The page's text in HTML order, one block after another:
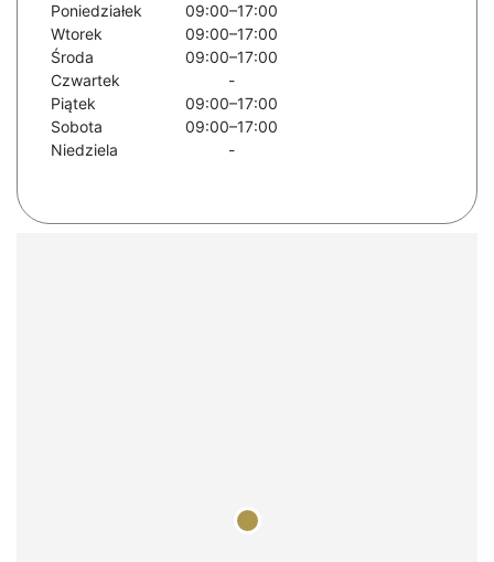
Poniedziałek
09:00–17:00
Wtorek
09:00–17:00
Środa
09:00–17:00
Czwartek
-
Piątek
09:00–17:00
Sobota
09:00–17:00
Niedziela
-